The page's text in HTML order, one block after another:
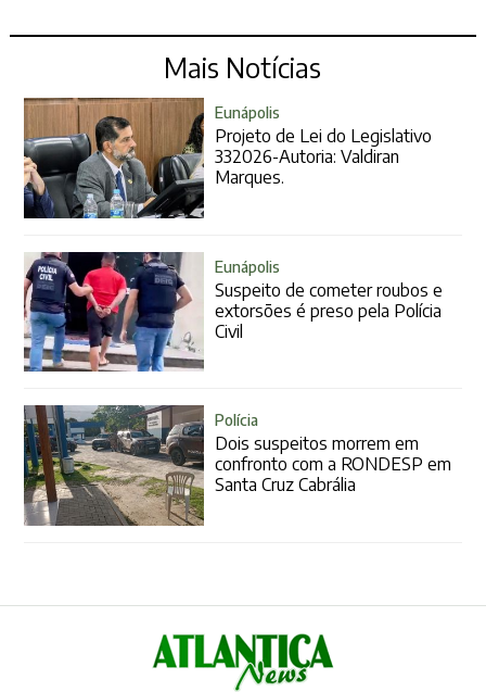
Mais Notícias
Eunápolis
Projeto de Lei do Legislativo
332026-Autoria: Valdiran
Marques.
Eunápolis
Suspeito de cometer roubos e
extorsões é preso pela Polícia
Civil
Polícia
Dois suspeitos morrem em
confronto com a RONDESP em
Santa Cruz Cabrália